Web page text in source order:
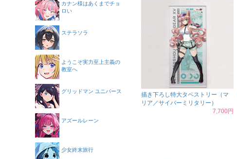
描き下ろし特大タペストリー（マ
リア／サイバーミリタリー）
7,700円
カナン様はあくまでチョ
ロい
ステラソラ
ようこそ実力至上主義の
教室へ
グリッドマン ユニバース
アズールレーン
少女終末旅行